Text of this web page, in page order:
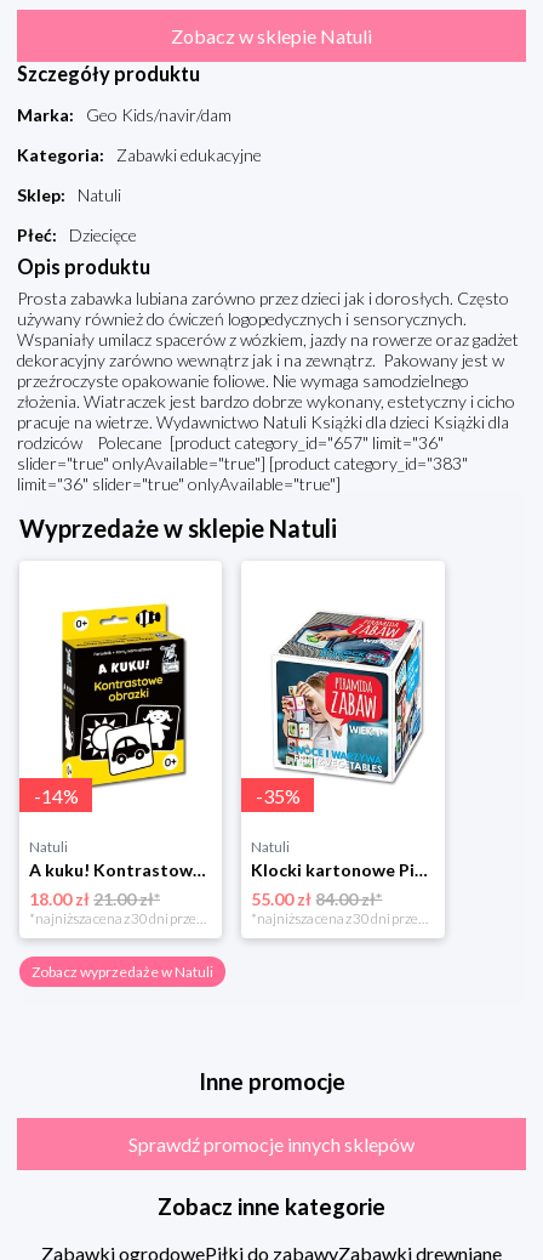
Zobacz w sklepie Natuli
Szczegóły produktu
Marka:
Geo Kids/navir/dam
Kategoria:
Zabawki edukacyjne
Sklep:
Natuli
Płeć: Dziecięce
Opis produktu
Prosta zabawka lubiana zarówno przez dzieci jak i dorosłych. Często
używany również do ćwiczeń logopedycznych i sensorycznych.
Wspaniały umilacz spacerów z wózkiem, jazdy na rowerze oraz gadżet
dekoracyjny zarówno wewnątrz jak i na zewnątrz. Pakowany jest w
przeźroczyste opakowanie foliowe. Nie wymaga samodzielnego
złożenia. Wiatraczek jest bardzo dobrze wykonany, estetyczny i cicho
pracuje na wietrze. Wydawnictwo Natuli Książki dla dzieci Książki dla
rodziców Polecane [product category_id="657" limit="36"
slider="true" onlyAvailable="true"] [product category_id="383"
limit="36" slider="true" onlyAvailable="true"]
Wyprzedaże w sklepie Natuli
-14%
Natuli
A kuku! Kontrastowe obrazki. Karty kontrastowe + poradnik 0+ Edgard
18.00 zł21.00 zł*
*najniższa cena z 30 dni przed obniżką
-35%
Natuli
Klocki kartonowe Piramida Zabaw. Owoce i Warzywa Piramida zabaw
55.00 zł 84.00 zł*
*najniższa cena z 30 dni przed obniżką
Zobacz wyprzedaże w Natuli
Inne promocje
Sprawdź promocje innych sklepów
Zobacz inne kategorie
Zabawki ogrodowePiłki do zabawyZabawki drewniane